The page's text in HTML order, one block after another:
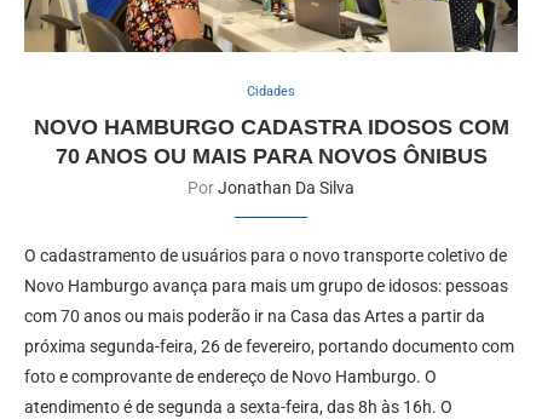
Cidades
NOVO HAMBURGO CADASTRA IDOSOS COM
70 ANOS OU MAIS PARA NOVOS ÔNIBUS
PorJonathan Da Silva
O cadastramento de usuários para o novo transporte coletivo de
Novo Hamburgo avança para mais um grupo de idosos: pessoas
com 70 anos ou mais poderão ir na Casa das Artes a partir da
próxima segunda-feira, 26 de fevereiro, portando documento com
foto e comprovante de endereço de Novo Hamburgo. O
atendimento é de segunda a sexta-feira, das 8h às 16h. O